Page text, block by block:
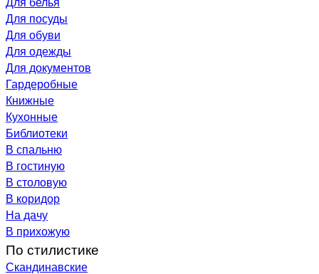
Для посуды
Для обуви
Для одежды
Для документов
Гардеробные
Книжные
Кухонные
Библиотеки
В спальню
В гостиную
В столовую
В коридор
На дачу
В прихожую
По стилистике
Скандинавские